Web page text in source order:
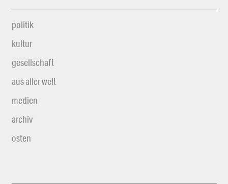
politik
kultur
gesellschaft
aus aller welt
medien
archiv
osten